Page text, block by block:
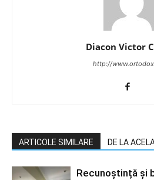
Diacon Victor
http://
ARTICOLE SIMILARE DE LA
Recunoștință și